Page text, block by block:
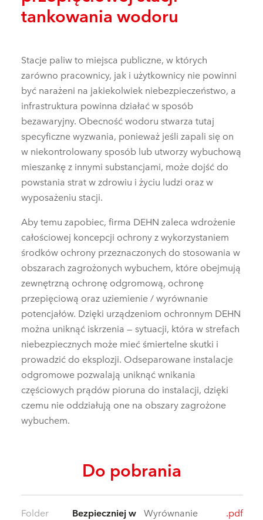
tankowania wodoru
Stacje paliw to miejsca publiczne, w których
zarówno pracownicy, jak i użytkownicy nie powinni
być narażeni na jakiekolwiek niebezpieczeństwo, a
infrastruktura powinna działać w sposób
bezawaryjny. Obecność wodoru stwarza tutaj
specyficzne wyzwania, ponieważ jeśli zapali się on
w niekontrolowany sposób lub utworzy wybuchową
mieszankę z innymi substancjami, może dojść do
powstania strat w zdrowiu i życiu ludzi oraz w
wyposażeniu stacji.
Aby temu zapobiec, firma DEHN zaleca wdrożenie
całościowej koncepcji ochrony z wykorzystaniem
środków ochrony przeznaczonych do stosowania w
obszarach zagrożonych wybuchem, które obejmują
zewnętrzną ochronę odgromową, ochronę
przepięciową oraz uziemienie / wyrównanie
potencjałów. Dzięki urządzeniom ochronnym DEHN
można uniknąć iskrzenia — sytuacji, która w strefach
niebezpiecznych może mieć śmiertelne skutki i
prowadzić do eksplozji. Odseparowane instalacje
odgromowe pozwalają uniknąć wnikania
częściowych prądów pioruna do instalacji, dzięki
czemu nie oddziałują one na obszary zagrożone
wybuchem.
Do pobrania
Folder
Bezpieczniej w Wyrównanie
.pdf